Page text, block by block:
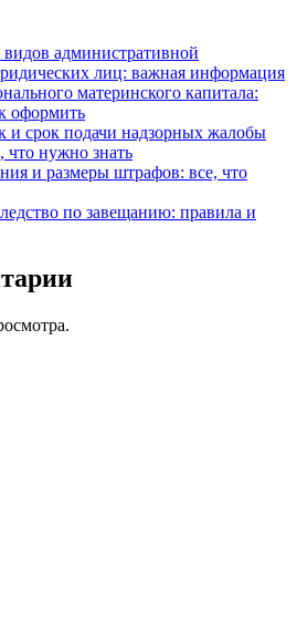
административной
лиц: важная информация
материнского капитала:
оформить
и срок подачи надзорных жалобы
что нужно знать
и размеры штрафов: все, что
по завещанию: правила и